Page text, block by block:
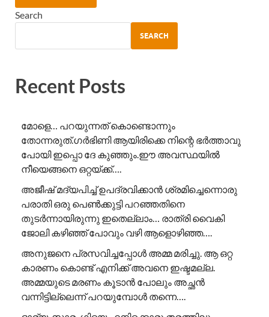
Search
SEARCH
Recent Posts
മോളെ… പറയുന്നത് കൊണ്ടൊന്നും
തോന്നരുത്.ഗർഭിണി ആയിരിക്കെ നിന്റെ ഭർത്താവു
പോയി ഇപ്പൊ ദേ കുഞ്ഞും.ഈ അവസ്ഥയിൽ
നീയെങ്ങനെ ഒറ്റയ്ക്ക്….
അജീഷ് മദ്യപിച്ച് ഉപദ്രവിക്കാൻ ശ്രമിച്ചെന്നൊരു
പരാതി ഒരു പെൺക്കുട്ടി പറഞ്ഞതിനെ
തുടർന്നായിരുന്നു ഇതെല്ലാം… രാത്രി വൈകി
ജോലി കഴിഞ്ഞ് പോവും വഴി ആളൊഴിഞ്ഞ….
അനുജനെ പ്രസവിച്ചപ്പോൾ അമ്മ മരിച്ചു. ആ ഒറ്റ
കാരണം കൊണ്ട് എനിക്ക് അവനെ ഇഷ്ടമല്ല.
അമ്മയുടെ മരണം കൂടാൻ പോലും അച്ഛൻ
വന്നിട്ടില്ലെന്ന് പറയുമ്പോൾ തന്നെ….